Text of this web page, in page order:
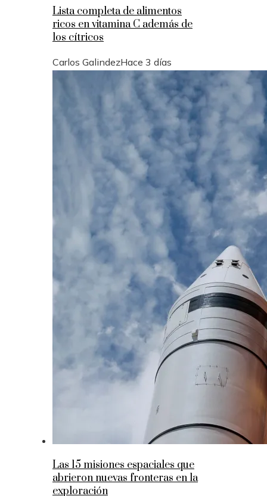
Lista completa de alimentos
ricos en vitamina C además de
los cítricos
Carlos GalindezHace 3 días
Las 15 misiones espaciales que
abrieron nuevas fronteras en la
exploración